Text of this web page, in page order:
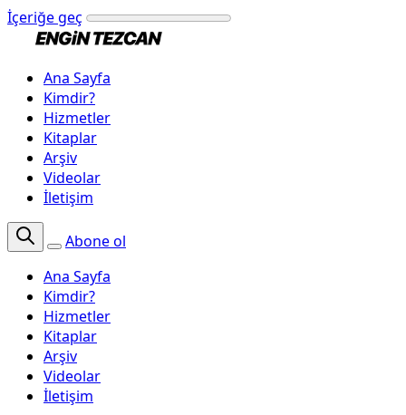
İçeriğe geç
Ana Sayfa
Kimdir?
Hizmetler
Kitaplar
Arşiv
Videolar
İletişim
Abone ol
Ana Sayfa
Kimdir?
Hizmetler
Kitaplar
Arşiv
Videolar
İletişim